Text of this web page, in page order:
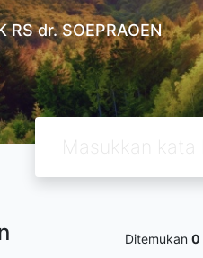
RS dr. SOEPRAOEN
Ditemukan 0